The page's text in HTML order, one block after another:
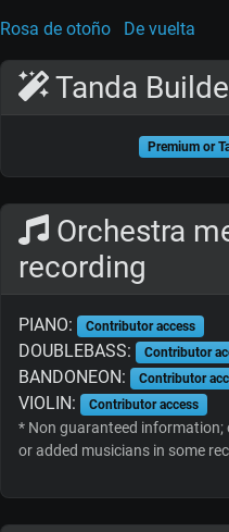
Rosa de otoño De vuelta
Tanda
Premium or
Orchestra
recording
PIANO: Contributor access
DOUBLEBASS: Contributor
BANDONEON: Contributor
VIOLIN: Contributor access
* Non guaranteed information;
or added musicians in some